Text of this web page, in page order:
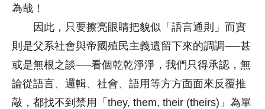
為哉！
因此，只要擦亮眼睛把貌似「語言通則」而實
則是父系社會與帝國殖民主義遺留下來的調調──甚
或是無根之談──看個乾乾淨淨，我們只得承認，無
論從語言、邏輯、社會、語用等方方面面來反覆推
敲，都找不到禁用「they, them, their (theirs)」為單